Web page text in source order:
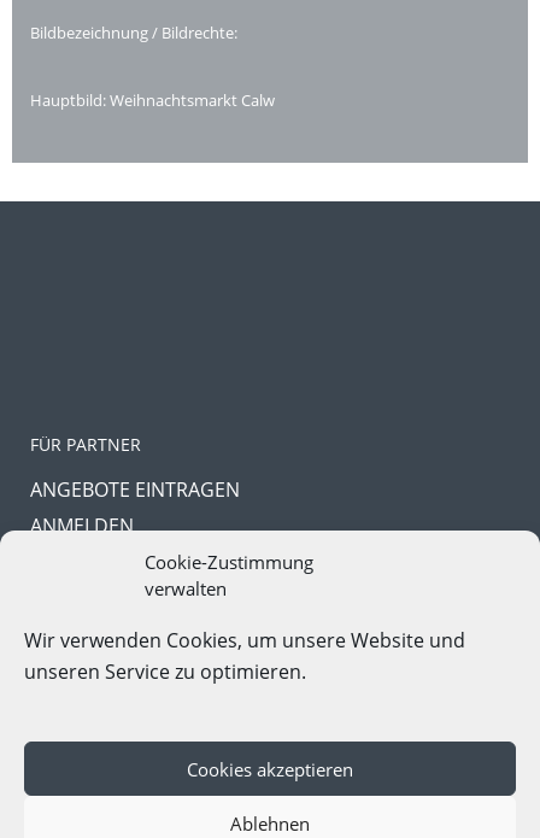
Cookie-Zustimmung
verwalten
Wir verwenden Cookies, um unsere Website und
unseren Service zu optimieren.
Cookies akzeptieren
Ablehnen
Bildbezeichnung / Bildrechte:
Hauptbild: Weihnachtsmarkt Calw
FÜR PARTNER
ANGEBOTE EINTRAGEN
ANMELDEN
PASSWORT VERGESSEN
In Kooperation mitGruppenreise-Portal.com
Copyright © 2023. All Rights Reserved |Impressum|